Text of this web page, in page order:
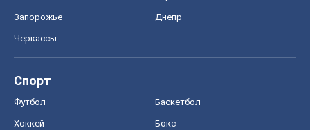
Запорожье Днепр
Черкассы
Спорт
Футбол Баскетбол
Хоккей Бокс